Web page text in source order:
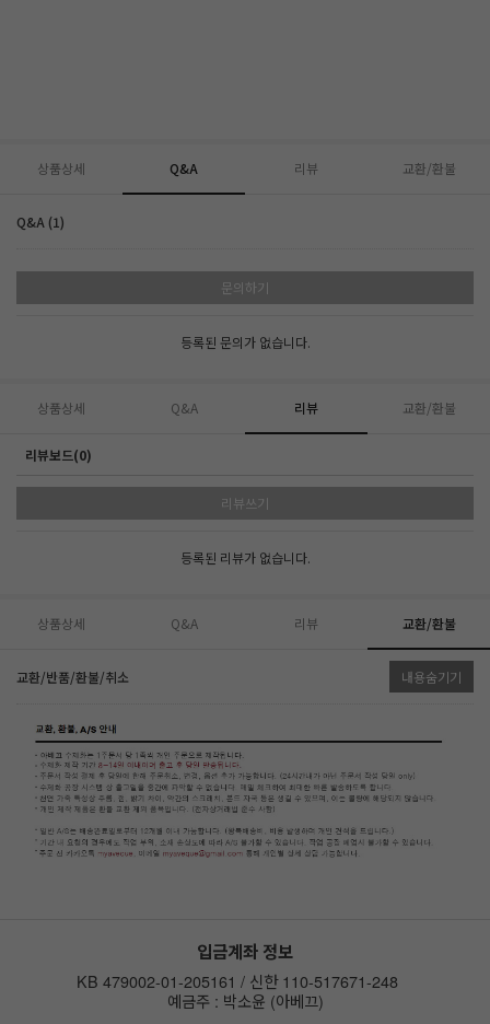
상품상세 Q&A 리뷰 교환/환불
Q&A (1)
문의하기
등록된 문의가 없습니다.
상품상세 Q&A 리뷰 교환/환불
리뷰보드(0)
리뷰쓰기
등록된 리뷰가 없습니다.
상품상세 Q&A 리뷰 교환/환불
교환/반품/환불/취소 내용숨기기
입금계좌 정보
KB 479002-01-205161 / 신한 110-517671-248
예금주 : 박소윤 (아베끄)